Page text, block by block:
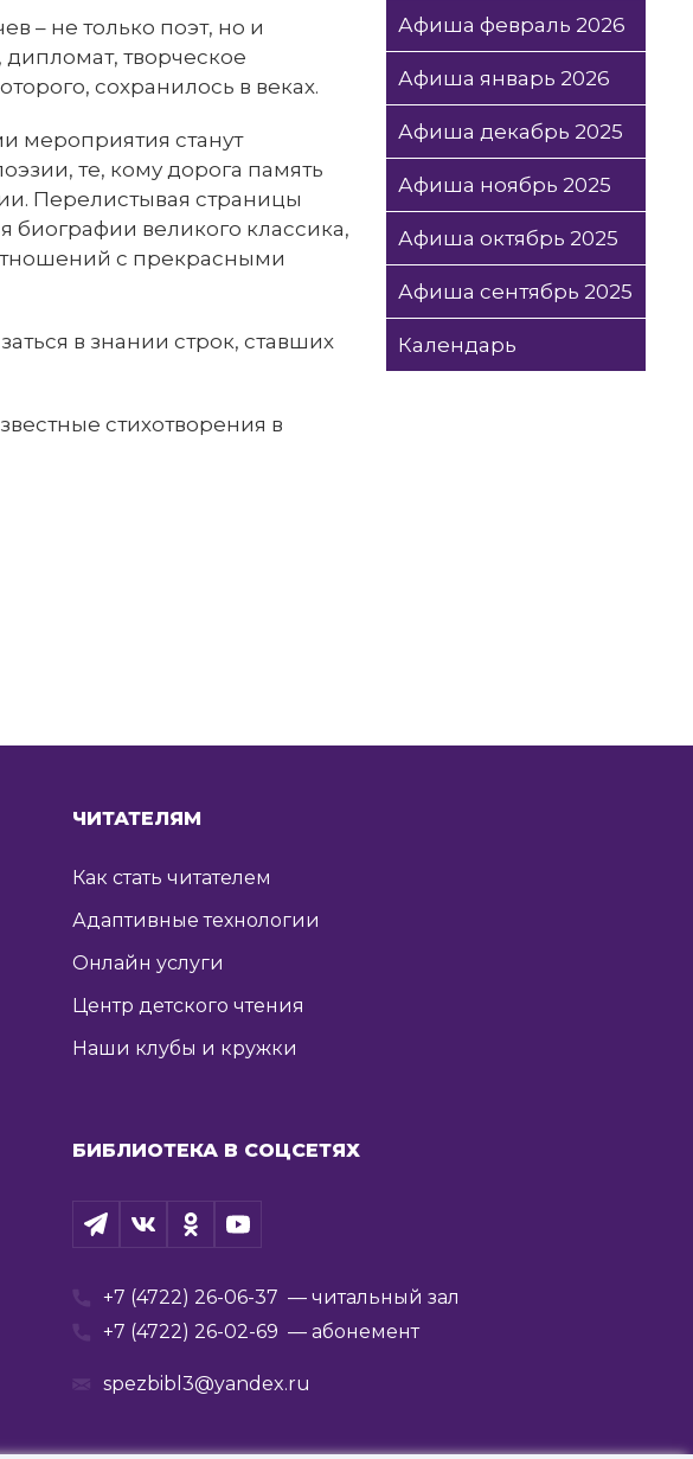
– не только поэт, но и
творческое
сохранилось в веках.
мероприятия станут
те, кому дорога память
Перелистывая страницы
биографии великого классика,
с прекрасными
в знании строк, ставших
стихотворения в
Афиша февраль 2026
Афиша январь 2026
Афиша декабрь 2025
Афиша ноябрь 2025
Афиша октябрь 2025
Афиша сентябрь 2025
Календарь
ЧИТАТЕЛЯМ
Как стать читателем
Адаптивные технологии
Онлайн услуги
Центр детского чтения
Наши клубы и кружки
БИБЛИОТЕКА В СОЦСЕТЯХ
+7 (4722) 26-06-37 — читальный зал
+7 (4722) 26-02-69 — абонемент
spezbibl3@yandex.ru